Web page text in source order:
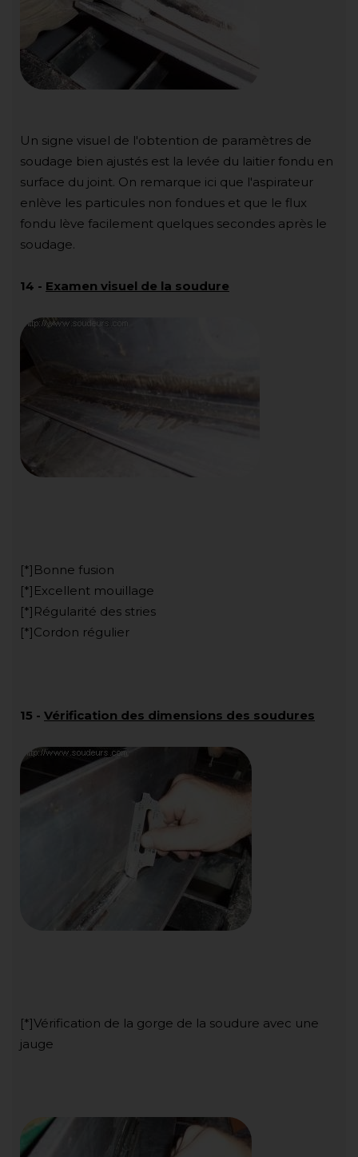
Un signe visuel de l'obtention de paramètres de
soudage bien ajustés est la levée du laitier fondu en
surface du joint. On remarque ici que l'aspirateur
enlève les particules non fondues et que le flux
fondu lève facilement quelques secondes après le
soudage.
14 - Examen visuel de la soudure
[*]Bonne fusion
[*]Excellent mouillage
[*]Régularité des stries
[*]Cordon régulier
15 - Vérification des dimensions des soudures
[*]Vérification de la gorge de la soudure avec une
jauge